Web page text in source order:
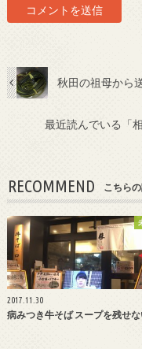
秋田の祖母から
最近読んでいる「
RECOMMEND こちら
2017.11.30
病みつき牛そば スープを残せな